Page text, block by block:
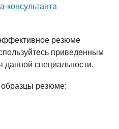
консультанта
резюме
приведенным
специальности.
резюме: